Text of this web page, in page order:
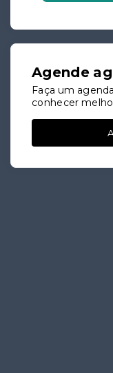
Agende
Faça um
conhecer